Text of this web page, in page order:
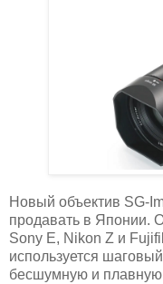
Новый объектив SG-
продавать в Японии.
Sony E, Nikon Z и
используется
бесшумную и плавную